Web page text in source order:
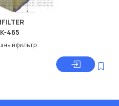
K-465
фильтр